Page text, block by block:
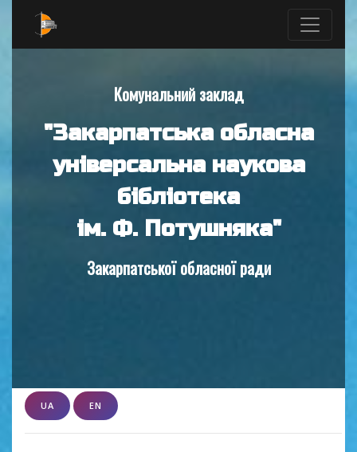
Комунальний заклад
"Закарпатська обласна
універсальна наукова
бібліотека
ім. Ф. Потушняка"
Закарпатської обласної ради
UA EN